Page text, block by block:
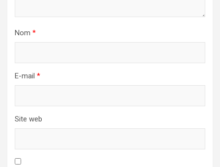
Nom *
E-mail *
Site web